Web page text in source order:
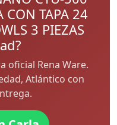
CON TAPA 24
3 PIEZAS
oficial Rena Ware.
Atlántico con